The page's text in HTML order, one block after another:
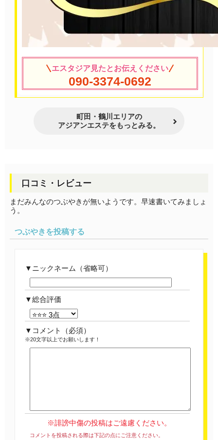
エスタジア見たとお伝えください
090-3374-0692
町田・鶴川エリアの
アジアンエステをもっとみる。
口コミ・レビュー
まだみんなのつぶやきが無いようです。早速書いてみましょ
う。
つぶやきを投稿する
ニックネーム（省略可）
総合評価
コメント （必須）
※20文字以上でお願いします！
※誹謗中傷の投稿はご遠慮ください。
コメントを投稿される際は下記の点にご注意ください。